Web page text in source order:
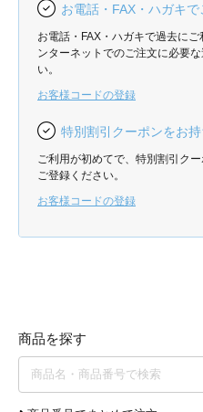
お電話・FAX・ハガキ
お電話・FAX・ハガキで過去に
ンターネットでのご注文に必要
い。
お客様コードの登録
特別割引クーポンをお
ご利用が初めてで、特別割引ク
ご登録ください。
お客様コードの登録
商品を探す